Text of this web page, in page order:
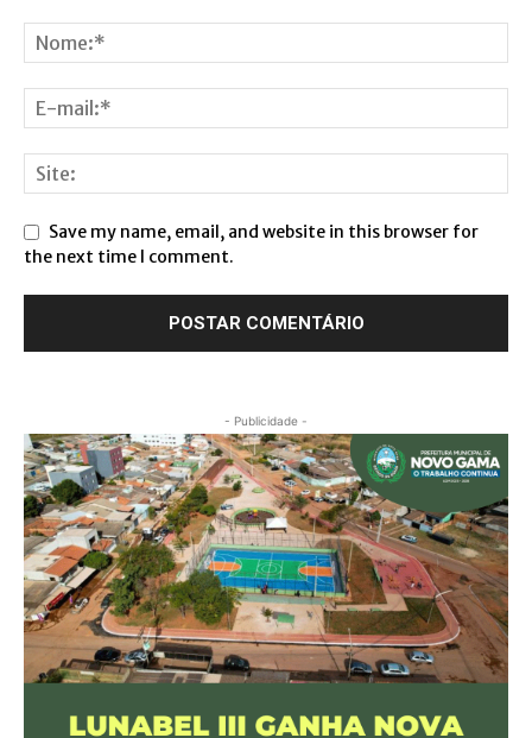
Save my name, email, and website in this browser for
the next time I comment.
- Publicidade -